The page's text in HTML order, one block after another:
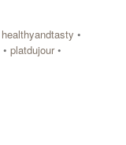
healthyandtasty •
• platdujour•